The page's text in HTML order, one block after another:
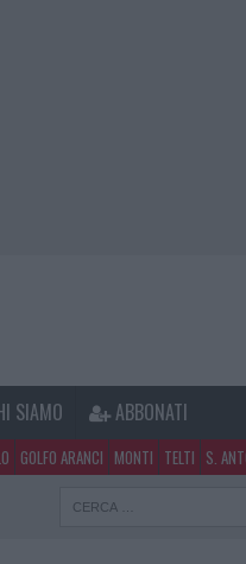
SIAMO ABBONATI
GOLFO ARANCI MONTI TELTI S.